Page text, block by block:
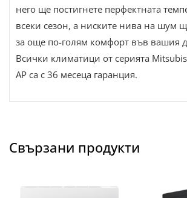
него ще постигнете перфектната
всеки сезон, а ниските нива на шум
за още по-голям комфорт във вашия
Всички климатици от серията
AP са с 36 месеца гаранция.
Свързани продукти